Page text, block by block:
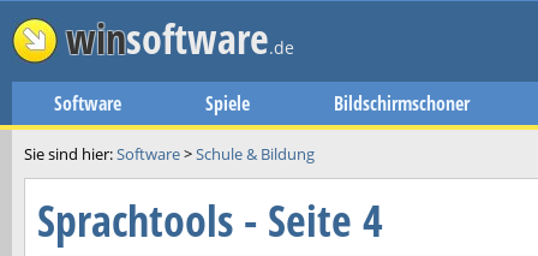
winsoftware.de
Software Spiele Bildschirmschoner
Sie sind hier:Software>Schule & Bildung
Sprachtools - Seite 4